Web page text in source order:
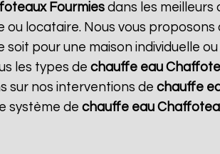
Fourmies dans les meilleurs
locataire. Nous vous proposons
soit pour une maison individuelle ou
les types de chauffe eau
sur nos interventions de chauffe
système de chauffe eau